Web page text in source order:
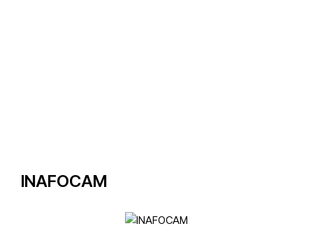
INAFOCAM